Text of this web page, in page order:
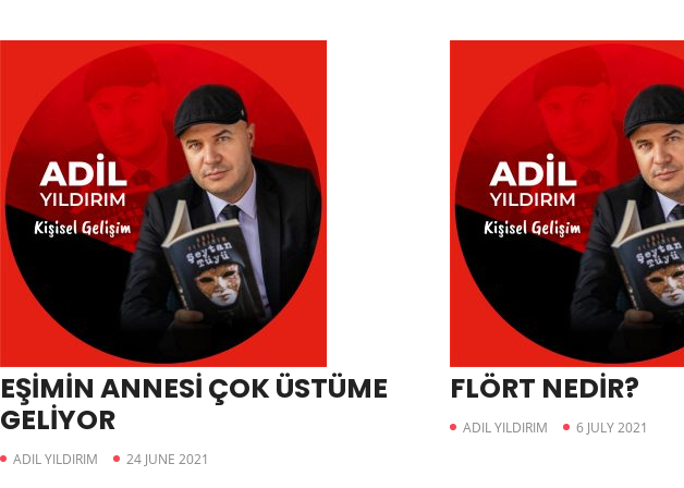
EŞİMİN ANNESİ ÇOK ÜSTÜME
GELİYOR
ADIL YILDIRIM 24 JUNE 2021
FLÖRT NEDİR?
ADIL YILDIRIM 6 JULY 2021